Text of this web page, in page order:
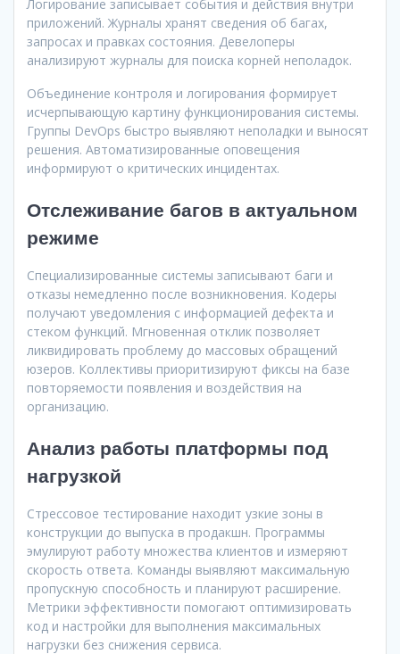
Логирование записывает события и действия внутри
приложений. Журналы хранят сведения об багах,
запросах и правках состояния. Девелоперы
анализируют журналы для поиска корней неполадок.
Объединение контроля и логирования формирует
исчерпывающую картину функционирования системы.
Группы DevOps быстро выявляют неполадки и выносят
решения. Автоматизированные оповещения
информируют о критических инцидентах.
Отслеживание багов в актуальном
режиме
Специализированные системы записывают баги и
отказы немедленно после возникновения. Кодеры
получают уведомления с информацией дефекта и
стеком функций. Мгновенная отклик позволяет
ликвидировать проблему до массовых обращений
юзеров. Коллективы приоритизируют фиксы на базе
повторяемости появления и воздействия на
организацию.
Анализ работы платформы под
нагрузкой
Стрессовое тестирование находит узкие зоны в
конструкции до выпуска в продакшн. Программы
эмулируют работу множества клиентов и измеряют
скорость ответа. Команды выявляют максимальную
пропускную способность и планируют расширение.
Метрики эффективности помогают оптимизировать
код и настройки для выполнения максимальных
нагрузки без снижения сервиса.